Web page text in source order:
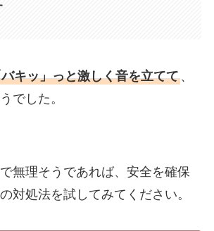
キッ」っと激しく音を立てて、
でした。
無理そうであれば、安全を確保
対処法を試してみてください。